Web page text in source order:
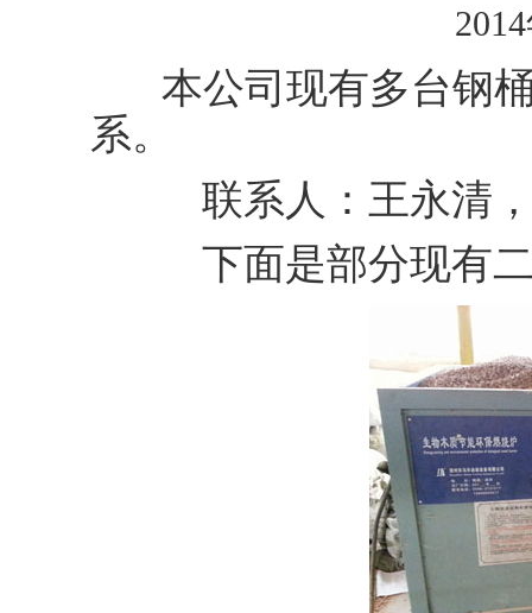
本公司现有多台钢
系。
联系人：王永清，
下面是部分现有二